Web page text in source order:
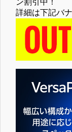
ン割引中！
詳細は下記バ